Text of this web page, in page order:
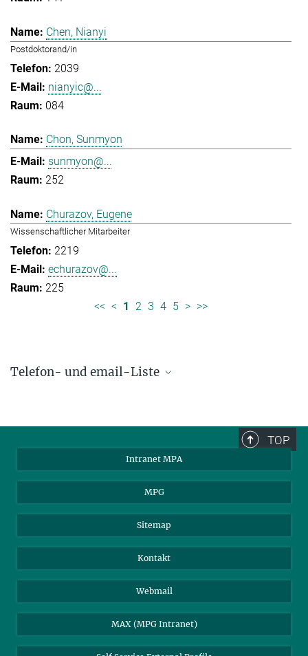
Chen, Nianyi
Postdoktorand/in
2039
nianyic@...
084
Chon, Sunmyon
sunmyon@...
252
Churazov, Eugene
Wissenschaftlicher Mitarbeiter
2219
echurazov@...
225
<< < 1 2 3 4 5 > >>
Telefon- und email-Liste
85748 Garching, Germany
TOP
Intranet MPA
MPG
Sitemap
Kontakt
Webmail
MAX (MPG Intranet)